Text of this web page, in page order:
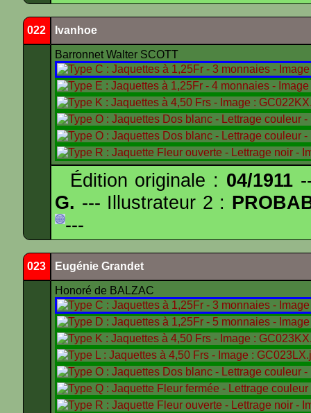
022 Ivanhoe
Barronnet Walter SCOTT
Édition originale : 04/1911
G. --- Illustrateur 2 :
---
023 Eugénie Grandet
Honoré de BALZAC